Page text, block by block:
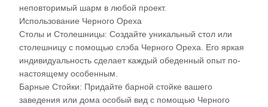
неповторимый шарм в любой проект.
Использование Черного Ореха
Столы и Столешницы: Создайте уникальный стол или
столешницу с помощью слэба Черного Ореха. Его яркая
индивидуальность сделает каждый обеденный опыт по-
настоящему особенным.
Барные Стойки: Придайте барной стойке вашего
заведения или дома особый вид с помощью Черного